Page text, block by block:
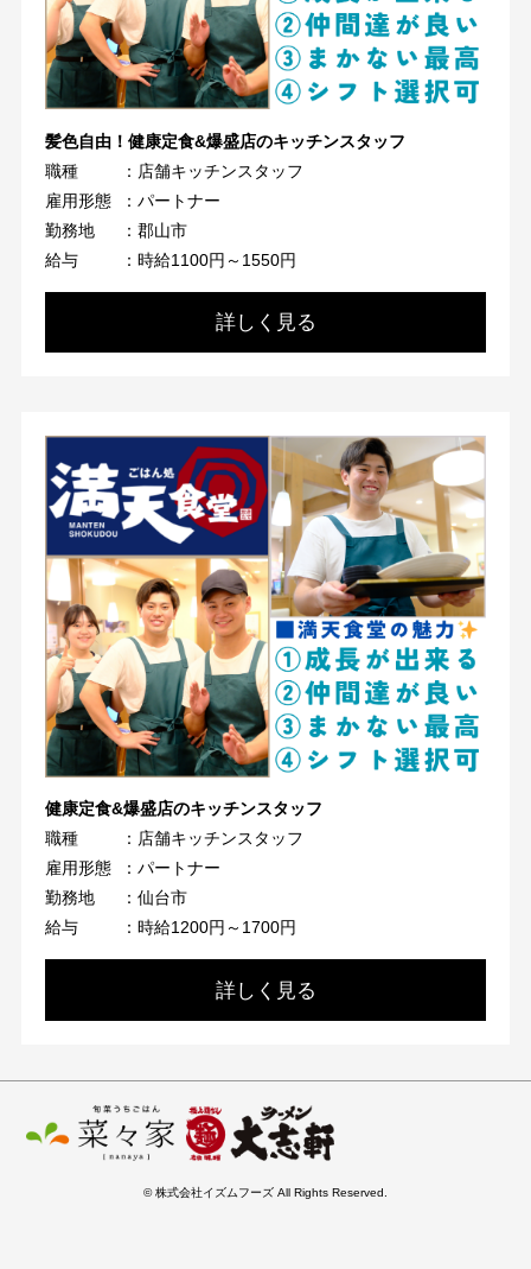
髪色自由！健康定食&爆盛店のキッチンスタッフ
職種
：店舗キッチンスタッフ
雇用形態
：パートナー
勤務地
：郡山市
給与
：時給1100円～1550円
詳しく見る
健康定食&爆盛店のキッチンスタッフ
職種
：店舗キッチンスタッフ
雇用形態
：パートナー
勤務地
：仙台市
給与
：時給1200円～1700円
詳しく見る
© 株式会社イズムフーズ All Rights Reserved.